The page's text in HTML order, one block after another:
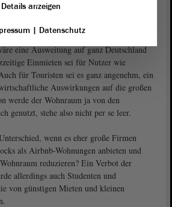
würde so noch stärker
beispielsweise werde mit einem
von Wohnraum“ versucht, Airbnb
eine Ausweitung auf ganz Deutschland
Einmieten sei für Nutzer wie
für Touristen sei es ganz angenehm, ein
Auswirkungen auf die großen
werde der Wohnraum ja von den
genutzt, stehe also nicht per se leer.
wenn es eher große Firmen
als Airbnb-Wohnungen anbieten und
reduzieren? Ein Verbot der
allerdings auch Studenten und
von günstigen Mieten und kleinen
Details anzeigen
| Datenschutz